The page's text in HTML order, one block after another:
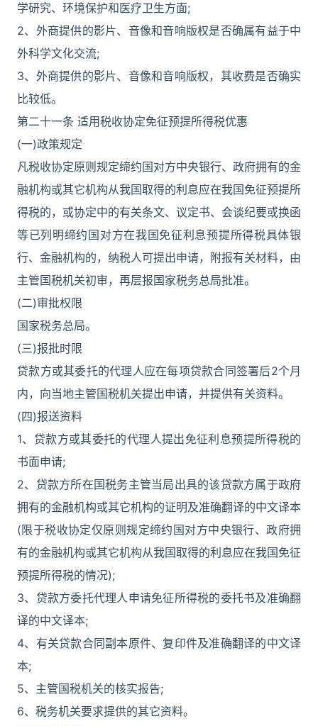
学研究、环境保护和医疗卫生方面;
2、外商提供的影片、音像和音响版权是否确属有益于中
外科学文化交流;
3、外商提供的影片、音像和音响版权，其收费是否确实
比较低。
第二十一条 适用税收协定免征预提所得税优惠
(一)政策规定
凡税收协定原则规定缔约国对方中央银行、政府拥有的金
融机构或其它机构从我国取得的利息应在我国免征预提所
得税的，或协定中的有关条文、议定书、会谈纪要或换函
等已列明缔约国对方在我国免征利息预提所得税具体银
行、金融机构的，纳税人可提出申请，附报有关材料，由
主管国税机关初审，再层报国家税务总局批准。
(二)审批权限
国家税务总局。
(三)报批时限
贷款方或其委托的代理人应在每项贷款合同签署后2个月
内，向当地主管国税机关提出申请，并提供有关资料。
(四)报送资料
1、贷款方或其委托的代理人提出免征利息预提所得税的
书面申请;
2、贷款方所在国税务主管当局出具的该贷款方属于政府
拥有的金融机构或其它机构的证明及准确翻译的中文译本
(限于税收协定仅原则规定缔约国对方中央银行、政府拥
有的金融机构或其它机构从我国取得的利息应在我国免征
预提所得税的情况);
3、贷款方委托代理人申请免征所得税的委托书及准确翻
译的中文译本;
4、有关贷款合同副本原件、复印件及准确翻译的中文译
本;
5、主管国税机关的核实报告;
6、税务机关要求提供的其它资料。